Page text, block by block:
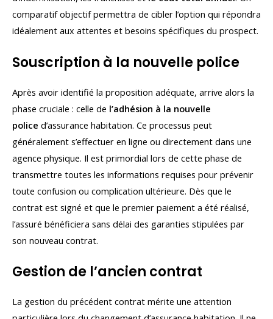
comparatif objectif permettra de cibler l’option qui répondra
idéalement aux attentes et besoins spécifiques du prospect.
Souscription à la nouvelle police
Après avoir identifié la proposition adéquate, arrive alors la
phase cruciale : celle de l’adhésion à la nouvelle
police d’assurance habitation. Ce processus peut
généralement s’effectuer en ligne ou directement dans une
agence physique. Il est primordial lors de cette phase de
transmettre toutes les informations requises pour prévenir
toute confusion ou complication ultérieure. Dès que le
contrat est signé et que le premier paiement a été réalisé,
l’assuré bénéficiera sans délai des garanties stipulées par
son nouveau contrat.
Gestion de l’ancien contrat
La gestion du précédent contrat mérite une attention